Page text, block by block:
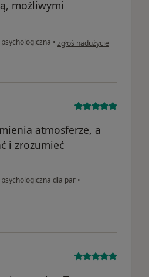
możliwymi
• w opinii użytkownika Zuzanna
zgłoś nadużycie
atmosferze, a
i zrozumieć
dla par •